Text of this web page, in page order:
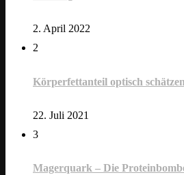
2. April 2022
2
Körperfettanteil optisch
22. Juli 2021
3
Magerquark – Die